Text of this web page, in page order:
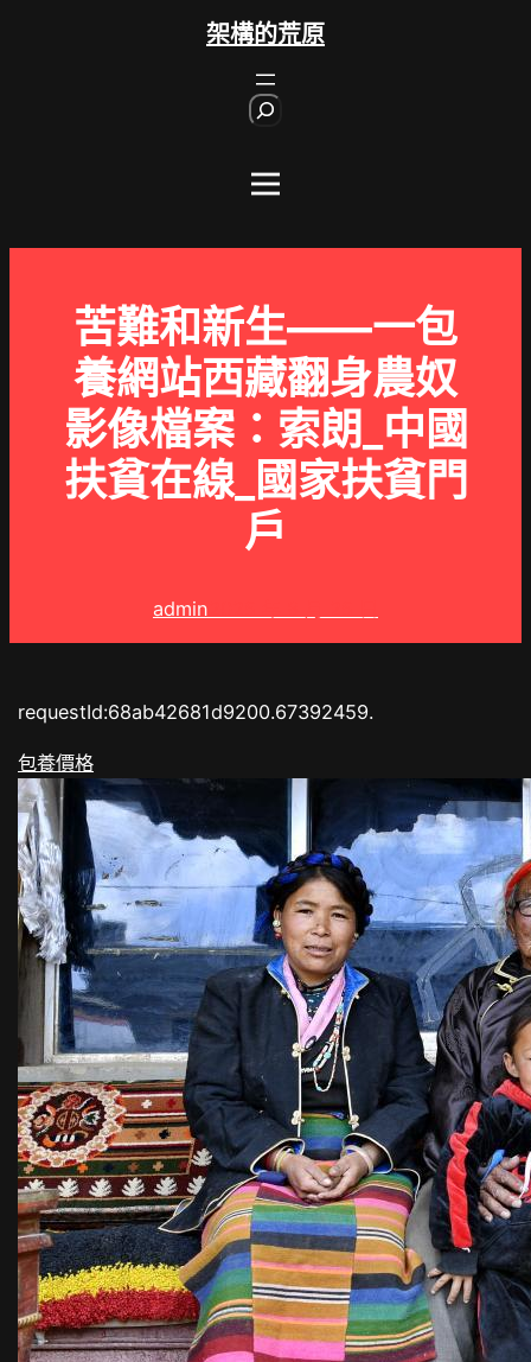
架構的荒原
苦難和新生——一包
養網站西藏翻身農奴
影像檔案：索朗_中國
扶貧在線_國家扶貧門
戶
admin
requestId:68ab42681d9200.67392459.
包養價格